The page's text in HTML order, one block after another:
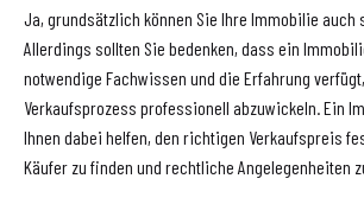
Ja, grundsätzlich können Sie Ihre Immobilie auch
Allerdings sollten Sie bedenken, dass ein
notwendige Fachwissen und die Erfahrung
Verkaufsprozess professionell abzuwickeln. Ein
Ihnen dabei helfen, den richtigen Verkaufspreis
Käufer zu finden und rechtliche Angelegenheiten